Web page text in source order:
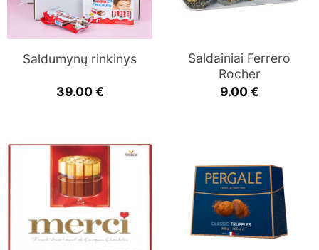
Saldumynų rinkinys
39.00€
Saldainiai Ferrero
Rocher
9.00€